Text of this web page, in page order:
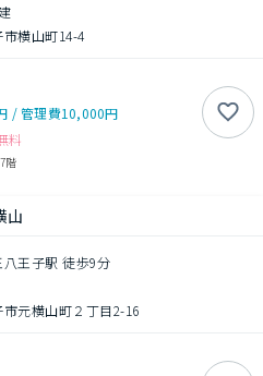
横山町14-4
/管理費10,000円
料
7階
山
王子駅 徒歩9分
元横山町２丁目2-16